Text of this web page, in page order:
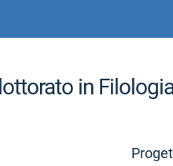
in